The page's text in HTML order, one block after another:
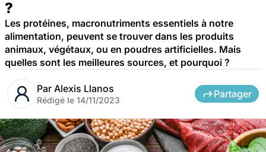
?
Les protéines, macronutriments essentiels à notre
alimentation, peuvent se trouver dans les produits
animaux, végétaux, ou en poudres artificielles. Mais
quelles sont les meilleures sources, et pourquoi ?
Par Alexis Llanos
Rédigé le 14/11/2023
Partager